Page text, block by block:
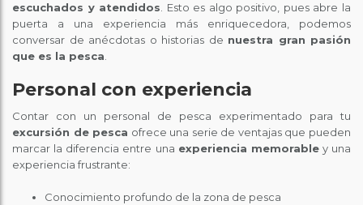
escuchados y atendidos. Esto es algo positivo, pues abre la
puerta a una experiencia más enriquecedora, podemos
conversar de anécdotas o historias de nuestra gran pasión
que es la pesca.
Personal con experiencia
Contar con un personal de pesca experimentado para tu
excursión de pesca ofrece una serie de ventajas que pueden
marcar la diferencia entre una experiencia memorabley una
experiencia frustrante:
Conocimiento profundo de la zona de pesca